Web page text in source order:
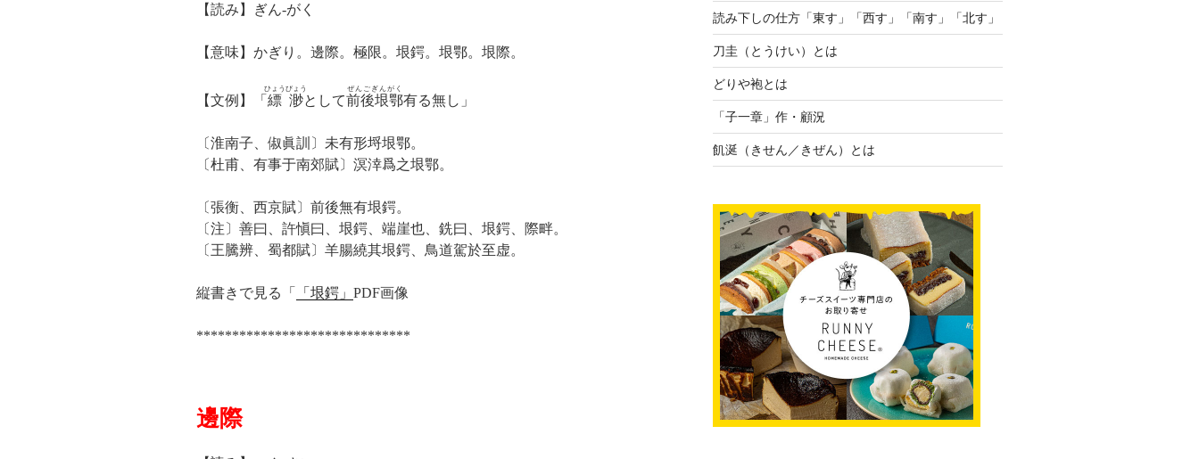
【読み】ぎん-がく
【意味】かぎり。邊際。極限。垠鍔。垠鄂。垠際。
【文例】「 縹渺
ひょうびょう
として前後垠鄂
ぜんごぎんがく
有る無し」
〔淮南子、俶眞訓〕未有形埒垠鄂。
〔杜甫、有事于南郊賦〕溟涬爲之垠鄂。
〔張衡、西京賦〕前後無有垠鍔。
〔注〕善曰、許愼曰、垠鍔、端崖也、銑曰、垠鍔、際畔。
〔王騰辨、蜀都賦〕羊腸繞其垠鍔、鳥道駕於至虚。
縦書きで見る「 「垠鍔」 PDF画像
******************************
邊際
読み下しの仕方「東す」「西す」「南す」「北す」
刀圭（とうけい）とは
どりや袍とは
「子一章」作・顧況
飢涎（きせん／きぜん）とは